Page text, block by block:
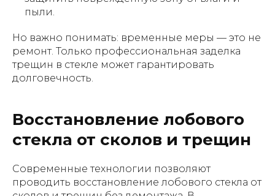
пыли.
Но важно понимать: временные меры — это не
ремонт. Только профессиональная заделка
трещин в стекле может гарантировать
долговечность.
Восстановление лобового
стекла от сколов и трещин
Современные технологии позволяют
проводить восстановление лобового стекла от